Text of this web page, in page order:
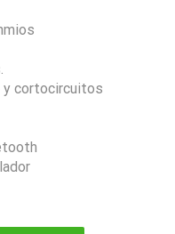
y cortocircuitos